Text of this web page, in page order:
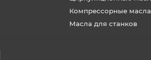
Компрессорные масла
Масла для станков